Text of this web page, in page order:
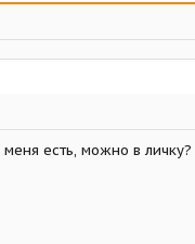
есть, можно в личку?